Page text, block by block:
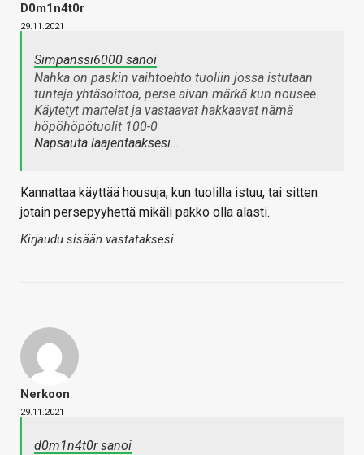
D0m1n4t0r
29.11.2021
Simpanssi6000 sanoi
Nahka on paskin vaihtoehto tuoliin jossa istutaan
tunteja yhtäsoittoa, perse aivan märkä kun nousee.
Käytetyt martelat ja vastaavat hakkaavat nämä
höpöhöpötuolit 100-0
Napsauta laajentaaksesi…
Kannattaa käyttää housuja, kun tuolilla istuu, tai sitten
jotain persepyyhettä mikäli pakko olla alasti.
Kirjaudu sisään vastataksesi
Nerkoon
29.11.2021
d0m1n4t0r sanoi